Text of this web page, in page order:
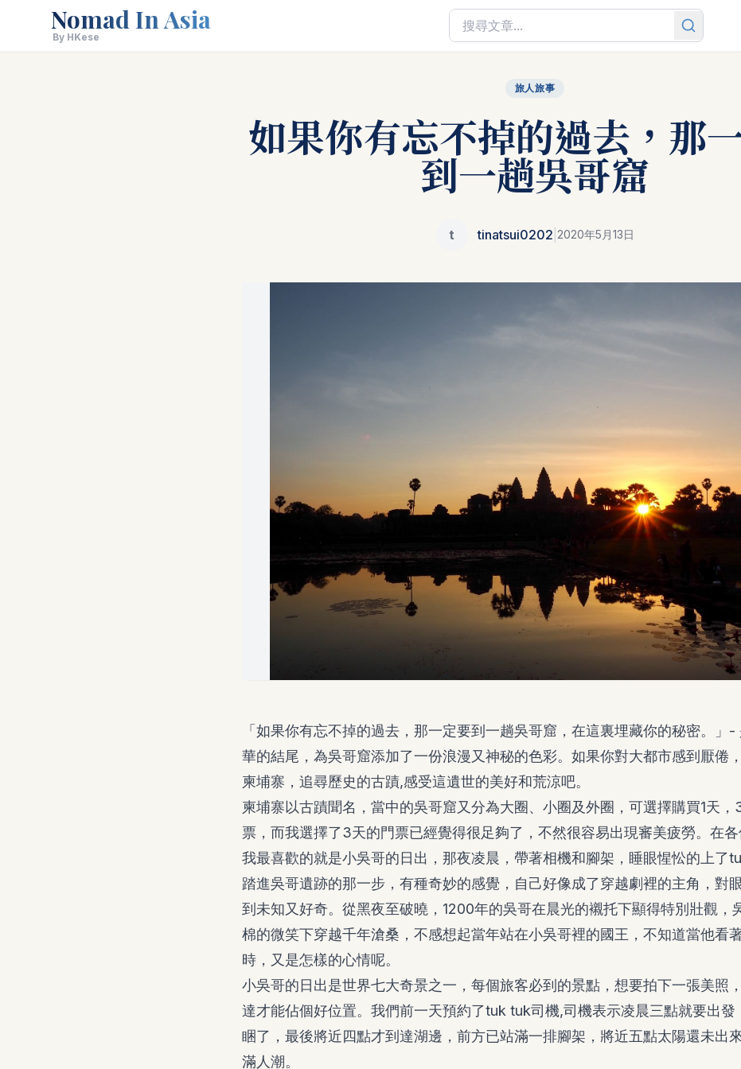
Nomad In Asia
By HKese
旅人旅事
如果你有忘不掉的過去，那
到一趟吳哥窟
t tinatsui0202 2020年5月13日
「如果你有忘不掉的過去，那一定要到一趟吳哥窟，在這裏埋藏你的秘密。」
華的結尾，為吳哥窟添加了一份浪漫又神秘的色彩。如果你對大都市感到厭倦
柬埔寨，追尋歷史的古蹟,感受這遺世的美好和荒涼吧。
柬埔寨以古蹟聞名，當中的吳哥窟又分為大圈、小圈及外圈，可選擇購買1天，
票，而我選擇了3天的門票已經覺得很足夠了，不然很容易出現審美疲勞。在各
我最喜歡的就是小吳哥的日出，那夜凌晨，帶著相機和腳架，睡眼惺忪的上了
踏進吳哥遺跡的那一步，有種奇妙的感覺，自己好像成了穿越劇裡的主角，對
到未知又好奇。從黑夜至破曉，1200年的吳哥在晨光的襯托下顯得特別壯觀，
棉的微笑下穿越千年滄桑，不感想起當年站在小吳哥裡的國王，不知道當他看
時，又是怎樣的心情呢。
小吳哥的日出是世界七大奇景之一，每個旅客必到的景點，想要拍下一張美照
達才能佔個好位置。我們前一天預約了tuk tuk司機,司機表示凌晨三點就要出發
睏了，最後將近四點才到達湖邊，前方已站滿一排腳架，將近五點太陽還未出
滿人潮。